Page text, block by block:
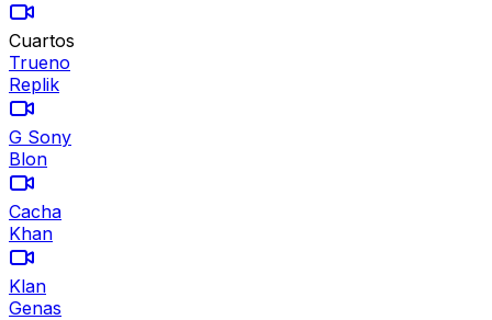
Cuartos
Trueno
Replik
G Sony
Blon
Cacha
Khan
Klan
Genas